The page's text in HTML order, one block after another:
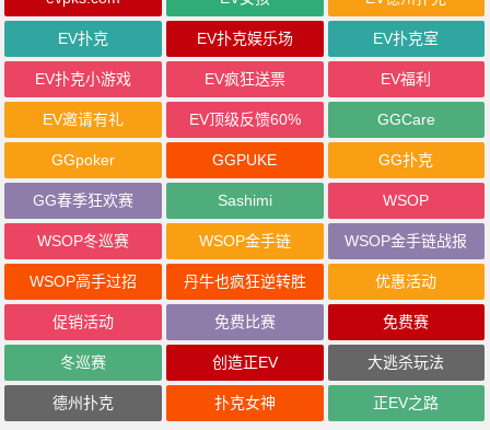
EV扑克 EV扑克娱乐场 EV扑克室
EV扑克小游戏 EV疯狂送票 EV福利
EV邀请有礼 EV顶级反馈60% GGCare
GGpoker GGPUKE GG扑克
GG春季狂欢赛 Sashimi WSOP
WSOP冬巡赛 WSOP金手链 WSOP金手链战报
WSOP高手过招 丹牛也疯狂逆转胜 优惠活动
促销活动 免费比赛 免费赛
冬巡赛 创造正EV 大逃杀玩法
德州扑克 扑克女神 正EV之路